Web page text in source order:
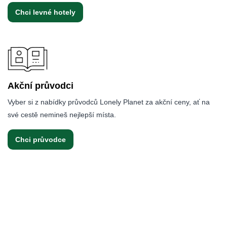
Chci levné hotely
Akční průvodci
Vyber si z nabídky průvodců Lonely Planet za akční ceny, ať na
své cestě nemineš nejlepší místa.
Chci průvodce